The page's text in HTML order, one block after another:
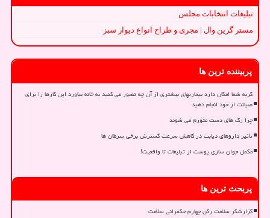
تبلیغات انتخابات مجلس
مستر گرین وال | مجری و طراح انواع دیوار سبز
پربیننده ترین ها
گربه شما امکان دارد بیماریهای بیشتری از آن چه تصور می کنید به خانه بیاورد این کارها را برای
صیانت از خود انجام دهید
چرا رگ های دست متورم می شوند
تأثیر داروهای دیابت در کاهش سرعت گسترش برخی سرطان ها
مکمل جوان سازی پوست از تبلیغات تا واقعیت!
پربحث ترین ها
گزارشگر سلامت رکن چهارم حکمرانی سلامت